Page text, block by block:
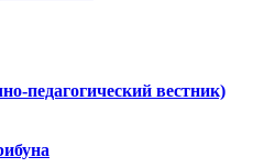
педагогический вестник)